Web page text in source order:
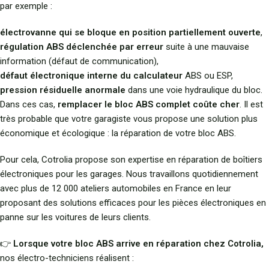
par exemple :
électrovanne qui se bloque en position partiellement ouverte,
régulation ABS déclenchée par erreur suite à une mauvaise
information (défaut de communication),
défaut électronique interne du calculateur ABS ou ESP,
pression résiduelle anormale dans une voie hydraulique du bloc.
Dans ces cas, remplacer le bloc ABS complet coûte cher. Il est
très probable que votre garagiste vous propose une solution plus
économique et écologique : la réparation de votre bloc ABS.
Pour cela, Cotrolia propose son expertise en réparation de boîtiers
électroniques pour les garages. Nous travaillons quotidiennement
avec plus de 12 000 ateliers automobiles en France en leur
proposant des solutions efficaces pour les pièces électroniques en
panne sur les voitures de leurs clients.
👉 Lorsque votre bloc ABS arrive en réparation chez Cotrolia,
nos électro-techniciens réalisent :